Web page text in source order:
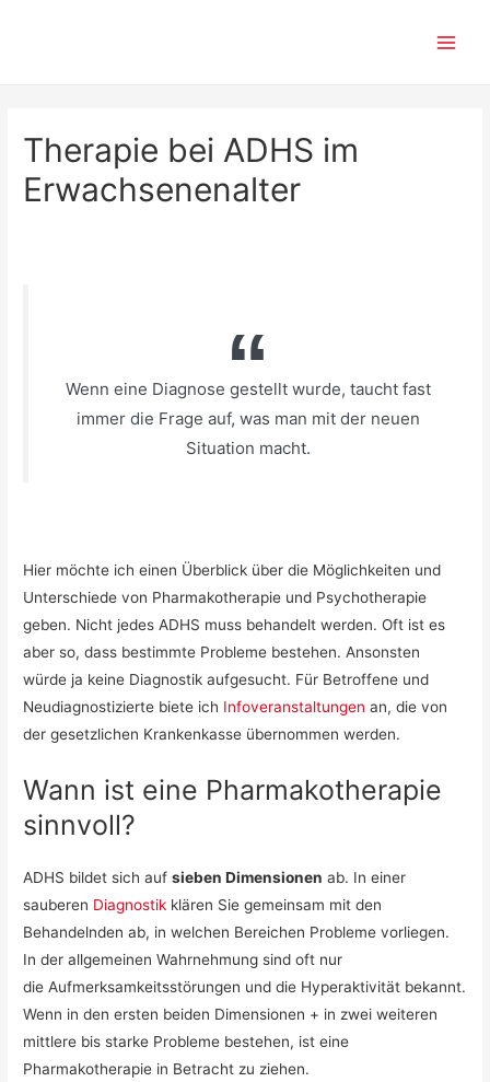
Therapie bei ADHS im
Erwachsenenalter
Wenn eine Diagnose gestellt wurde, taucht fast
immer die Frage auf, was man mit der neuen
Situation macht.
Hier möchte ich einen Überblick über die Möglichkeiten und
Unterschiede von Pharmakotherapie und Psychotherapie
geben. Nicht jedes ADHS muss behandelt werden. Oft ist es
aber so, dass bestimmte Probleme bestehen. Ansonsten
würde ja keine Diagnostik aufgesucht. Für Betroffene und
Neudiagnostizierte biete ich Infoveranstaltungen an, die von
der gesetzlichen Krankenkasse übernommen werden.
Wann ist eine Pharmakotherapie
sinnvoll?
ADHS bildet sich aufsieben Dimensionen ab. In einer
sauberen Diagnostik klären Sie gemeinsam mit den
Behandelnden ab, in welchen Bereichen Probleme vorliegen.
In der allgemeinen Wahrnehmung sind oft nur
die Aufmerksamkeitsstörungen und die Hyperaktivität bekannt.
Wenn in den ersten beiden Dimensionen + in zwei weiteren
mittlere bis starke Probleme bestehen, ist eine
Pharmakotherapie in Betracht zu ziehen.